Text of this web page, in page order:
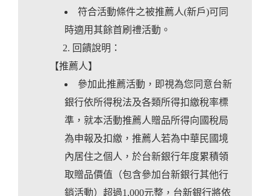
符合活動條件之被推薦人(新戶)可同
時適用其餘首刷禮活動。
回饋說明：
【推薦人】
參加此推薦活動，即視為您同意台新
銀行依所得稅法及各類所得扣繳稅率標
準，就本活動推薦人贈品所得向國稅局
為申報及扣繳，推薦人若為中華民國境
內居住之個人，於台新銀行年度累積領
取贈品價值（包含參加台新銀行其他行
銷活動）超過1,000元整，台新銀行將依